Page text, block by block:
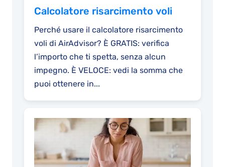
Calcolatore risarcimento voli
Perché usare il calcolatore risarcimento
voli di AirAdvisor? È GRATIS: verifica
l’importo che ti spetta, senza alcun
impegno. È VELOCE: vedi la somma che
puoi ottenere in...